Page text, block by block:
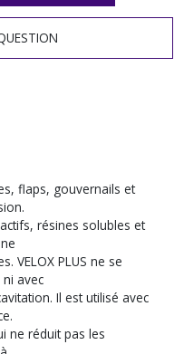
flaps, gouvernails et
résines solubles et
VELOX PLUS ne se
avec
Il est utilisé avec
ne réduit pas les